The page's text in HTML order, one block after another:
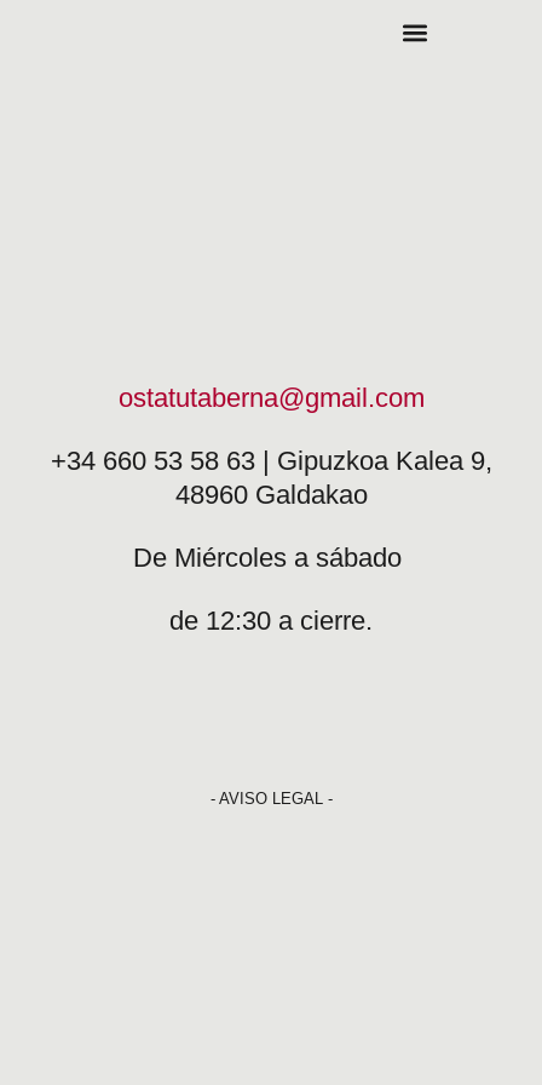
ostatutaberna@gmail.com
+34 660 53 58 63 | Gipuzkoa Kalea 9,
48960 Galdakao
De Miércoles a sábado
de 12:30 a cierre.
- AVISO LEGAL -